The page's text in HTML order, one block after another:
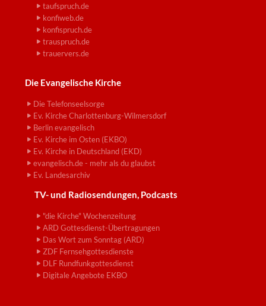
taufspruch.de
konfiweb.de
konfispruch.de
trauspruch.de
trauervers.de
Die Evangelische Kirche
Die Telefonseelsorge
Ev. Kirche Charlottenburg-Wilmersdorf
Berlin evangelisch
Ev. Kirche im Osten (EKBO)
Ev. Kirche in Deutschland (EKD)
evangelisch.de - mehr als du glaubst
Ev. Landesarchiv
TV- und Radiosendungen, Podcasts
"die Kirche" Wochenzeitung
ARD Gottesdienst-Übertragungen
Das Wort zum Sonntag (ARD)
ZDF Fernsehgottesdienste
DLF Rundfunkgottesdienst
Digitale Angebote EKBO